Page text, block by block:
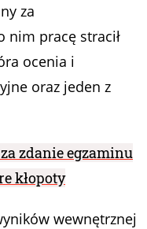
za
nim pracę stracił
ocenia i
oraz jeden z
za zdanie egzaminu
kłopoty
wewnętrznej